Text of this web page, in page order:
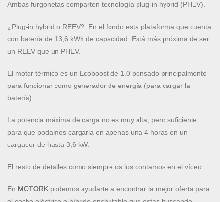
Ambas furgonetas comparten tecnología plug-in hybrid (PHEV).
¿Plug-in hybrid o REEV?. En el fondo esta plataforma que cuenta
con batería de 13,6 kWh de capacidad. Está más próxima de ser
un REEV que un PHEV.
El motor térmico es un Ecoboost de 1.0 pensado principalmente
para funcionar como generador de energía (para cargar la
batería).
La potencia máxima de carga no es muy alta, pero suficiente
para que podamos cargarla en apenas una 4 horas en un
cargador de hasta 3,6 kW.
El resto de detalles como siempre os los contamos en el vídeo…
En MOTORK podemos ayudarte a encontrar la mejor oferta para